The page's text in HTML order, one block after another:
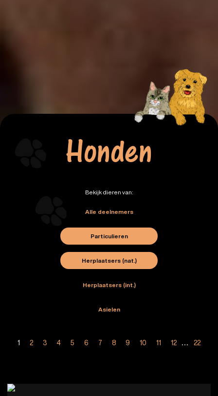
Honden
Bekijk dieren van:
Alle deelnemers
Particulieren
Herplaatsers (nat.)
Herplaatsers (int.)
Asielen
1 2 3 4 5 6 7 8 9 10 11 12 22